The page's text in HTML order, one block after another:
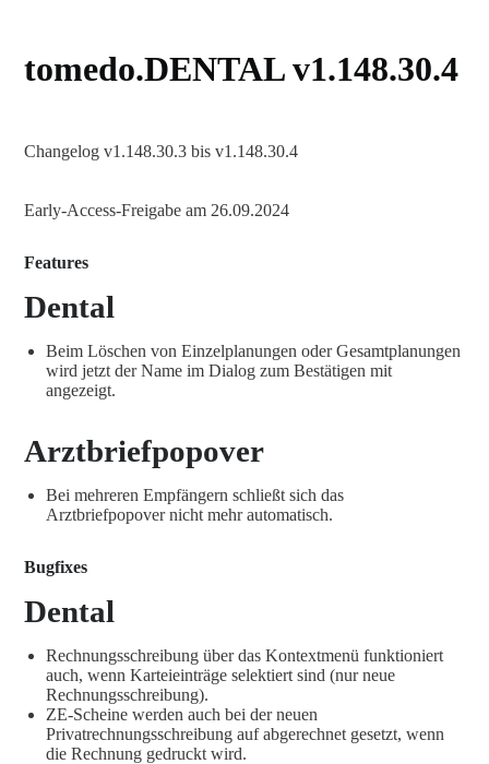
tomedo.DENTAL v1.148.30.4
Changelog v1.148.30.3 bis v1.148.30.4
Early-Access-Freigabe am 26.09.2024
Features
Dental
Beim Löschen von Einzelplanungen oder Gesamtplanungen
wird jetzt der Name im Dialog zum Bestätigen mit
angezeigt.
Arztbriefpopover
Bei mehreren Empfängern schließt sich das
Arztbriefpopover nicht mehr automatisch.
Bugfixes
Dental
Rechnungsschreibung über das Kontextmenü funktioniert
auch, wenn Karteieinträge selektiert sind (nur neue
Rechnungsschreibung).
ZE-Scheine werden auch bei der neuen
Privatrechnungsschreibung auf abgerechnet gesetzt, wenn
die Rechnung gedruckt wird.